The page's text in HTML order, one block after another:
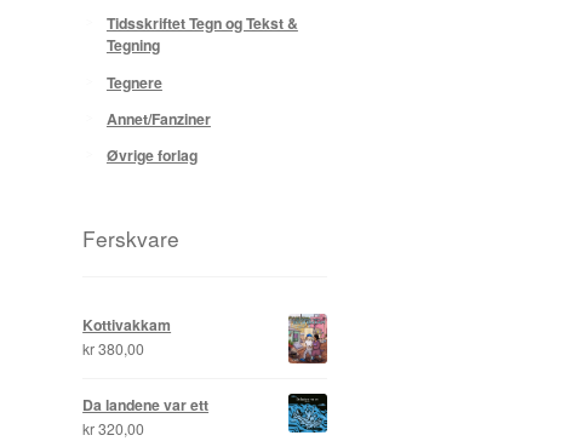
Tidsskriftet Tegn og Tekst &
Tegning
Tegnere
Annet/Fanziner
Øvrige forlag
Ferskvare
Kottivakkam
kr380,00
Da landene var ett
kr320,00